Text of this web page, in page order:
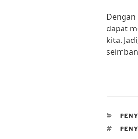
dapat
kita.
TAGS